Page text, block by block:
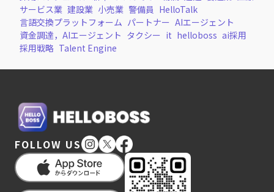
サービス業 建設業 小売業 警備員 HelloTalk
言語交換プラットフォーム パートナー AIエージェント
資金調達，AIエージェント タクシー it helloboss ai採用
採用戦略 Talent Engine
FOLLOW US